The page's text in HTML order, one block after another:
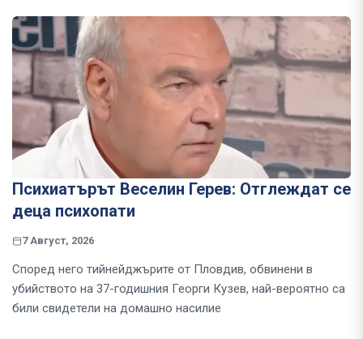
Психиатърът Веселин Герев: Отглеждат се
деца психопати
7 Август, 2026
Според него тийнейджърите от Пловдив, обвинени в
убийството на 37-годишния Георги Кузев, най-вероятно са
били свидетели на домашно насилие